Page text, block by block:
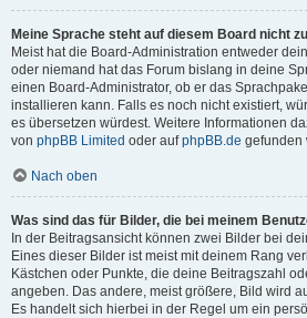
Meine Sprache steht auf diesem Board nicht
Meist hat die Board-Administration entweder
oder niemand hat das Forum bislang in deine
einen Board-Administrator, ob er das
installieren kann. Falls es noch nicht existiert,
es übersetzen würdest. Weitere Informationen
von phpBB Limited oder aufphpBB.de gefunden
Nach oben
Was sind das für Bilder, die bei meinem
In der Beitragsansicht können zwei Bilder bei
Eines dieser Bilder ist meist mit deinem Rang
Kästchen oder Punkte, die deine Beitragszahl
angeben. Das andere, meist größere, Bild wird
Es handelt sich hierbei in der Regel um ein